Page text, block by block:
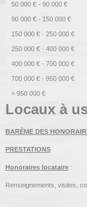
50 000 € - 90 000 €
90 000 € - 150 000 €
150 000 € - 250 000 €
250 000 € - 400 000 €
400 000 € - 700 000 €
700 000 € - 950 000 €
>950 000 €
Locaux à
BARÈME DES
PRESTATIONS
Honoraires locataire :
Renseignements, visites,